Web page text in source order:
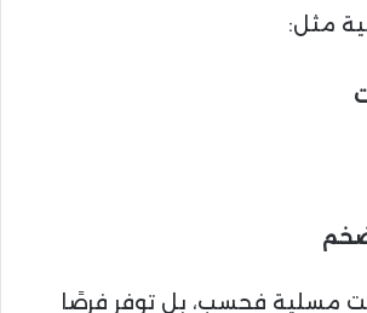
مثل:
مسلية فحسب، بل توفر فرصًا